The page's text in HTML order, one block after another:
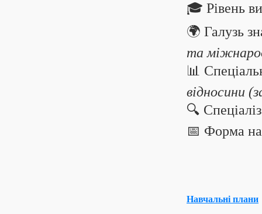
🎓 Рівень
🌍 Галузь
та
📊
відносини
🔍
📅 Форма
Навчальні плани